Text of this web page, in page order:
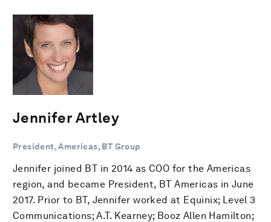
Jennifer Artley
President, Americas, BT Group
Jennifer joined BT in 2014 as COO for the Americas
region, and became President, BT Americas in June
2017. Prior to BT, Jennifer worked at Equinix; Level 3
Communications; A.T. Kearney; Booz Allen Hamilton;